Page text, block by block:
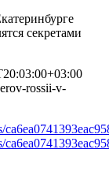
секретами
rossii-v-